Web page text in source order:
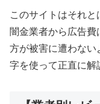
このサイトはそれと
闇金業者から広告
方が被害に遭わない
字を使って正直に解